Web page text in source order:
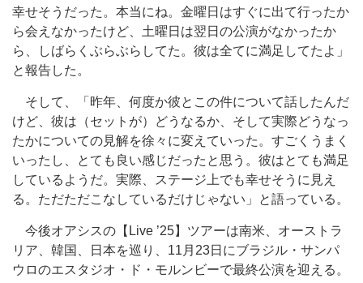
幸せそうだった。本当にね。金曜日はすぐに出て行ったか
ら会えなかったけど、土曜日は翌日の公演がなかったか
ら、しばらくぶらぶらしてた。彼は全てに満足してたよ」
と報告した。
そして、「昨年、何度か彼とこの件について話したんだ
けど、彼は（セットが）どうなるか、そして実際どうなっ
たかについての見解を徐々に変えていった。すごくうまく
いったし、とても良い感じだったと思う。彼はとても満足
しているようだ。実際、ステージ上でも幸せそうに見え
る。ただただこなしているだけじゃない」と語っている。
今後オアシスの【Live ’25】ツアーは南米、オーストラ
リア、韓国、日本を巡り、11月23日にブラジル・サンパ
ウロのエスタジオ・ド・モルンビーで最終公演を迎える。